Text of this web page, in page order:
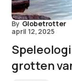
By Globetrotter
april 12, 2025
grotten